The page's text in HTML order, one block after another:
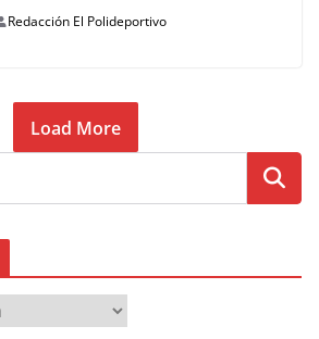
Redacción El Polideportivo
Load More